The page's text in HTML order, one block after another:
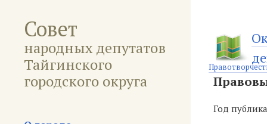
Совет
народных депутатов
Тайгинского
городского округа
Год